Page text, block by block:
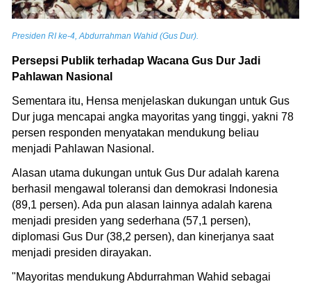
Presiden RI ke-4, Abdurrahman Wahid (Gus Dur).
Persepsi Publik terhadap Wacana Gus Dur Jadi
Pahlawan Nasional
Sementara itu, Hensa menjelaskan dukungan untuk Gus
Dur juga mencapai angka mayoritas yang tinggi, yakni 78
persen responden menyatakan mendukung beliau
menjadi Pahlawan Nasional.
Alasan utama dukungan untuk Gus Dur adalah karena
berhasil mengawal toleransi dan demokrasi Indonesia
(89,1 persen). Ada pun alasan lainnya adalah karena
menjadi presiden yang sederhana (57,1 persen),
diplomasi Gus Dur (38,2 persen), dan kinerjanya saat
menjadi presiden dirayakan.
"Mayoritas mendukung Abdurrahman Wahid sebagai